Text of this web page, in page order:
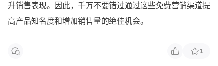
升销售表现。因此，千万不要错过通过这些免费营销渠道提
高产品知名度和增加销售量的绝佳机会。
1